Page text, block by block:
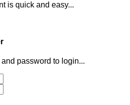
is quick and easy...
password to login...